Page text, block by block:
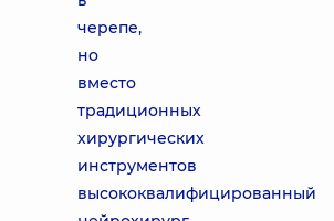
черепе,
но
вместо
традиционных
хирургических
инструментов
высококвалифицированный